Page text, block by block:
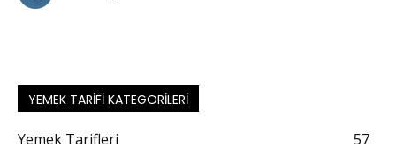
YEMEK TARIFI KATEGORILERI
Yemek Tarifleri
57